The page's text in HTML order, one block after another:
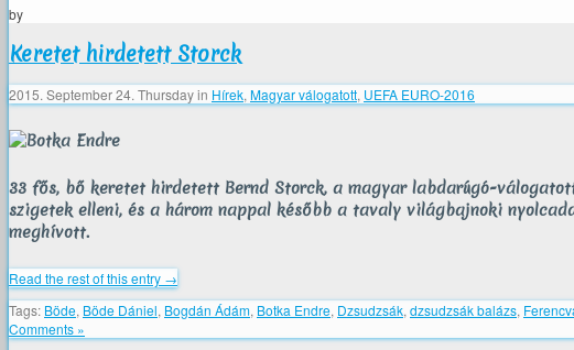
by
Keretet hirdetett Storck
2015. September 24. Thursdayin Hírek, Magyar válogatott, UEFA EURO-2016
33 fős, bő keretet hirdetett Bernd Storck, a magyar labdarúgó-
szigetek elleni, és a három nappal később a tavaly világbajnoki
meghívott.
Read the rest of this entry →
Tags: Böde, Böde Dániel, Bogdán Ádám, Botka Endre, Dzsudzsák, dzsudzsák balázs,
Comments »